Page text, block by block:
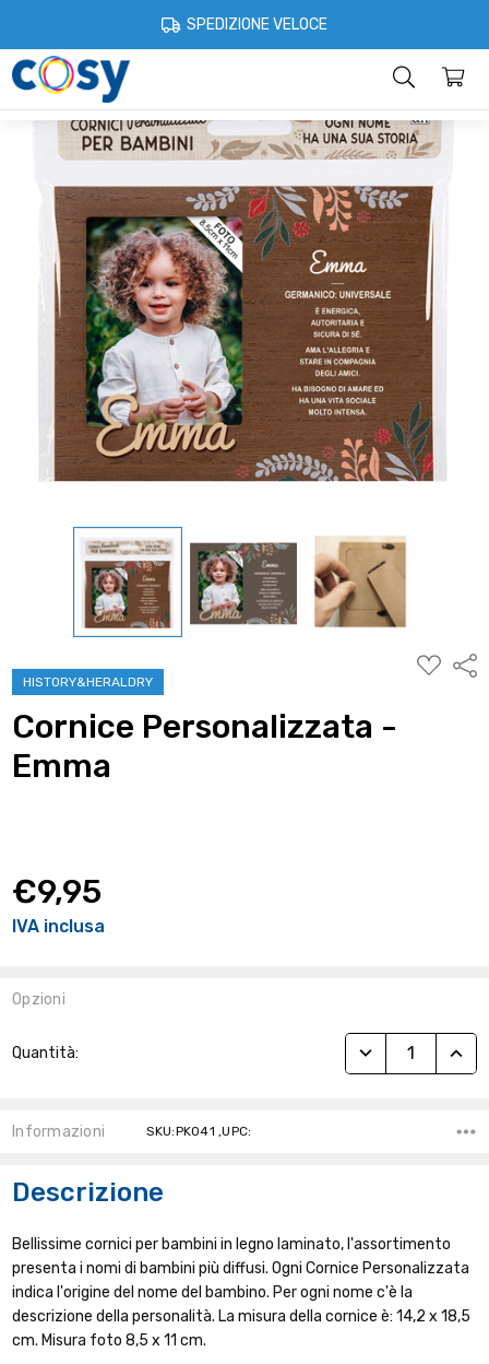
SPEDIZIONE VELOCE
Idee regalo Cornici per bambini
HISTORY&HERALDRY
ALLA
Cornice Personalizzata -
Emma
€9,95
IVA inclusa
Opzioni
Attuale:
Quantità: RIDUCI
Informazioni SKU:PK041 ,UPC:
Descrizione
Bellissime cornici per bambini in legno laminato, l'assortimento
presenta i nomi di bambini più diffusi. Ogni Cornice Personalizzata
indica l'origine del nome del bambino. Per ogni nome c'è la
descrizione della personalità. La misura della cornice è: 14,2 x 18,5
cm. Misura foto 8,5 x 11 cm.
Account Contatti Informazioni